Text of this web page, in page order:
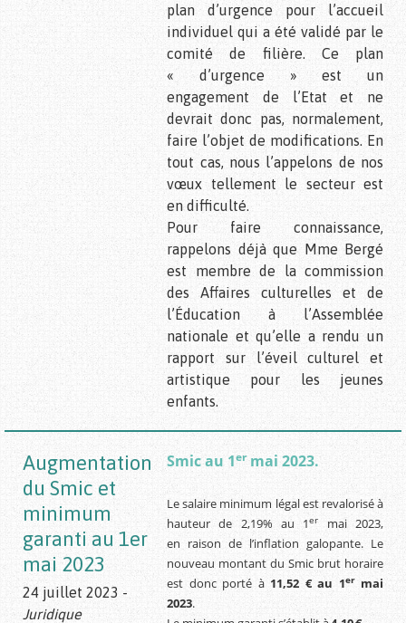
plan d’urgence pour l’accueil
individuel qui a été validé par le
comité de filière. Ce plan
« d’urgence » est un
engagement de l’Etat et ne
devrait donc pas, normalement,
faire l’objet de modifications. En
tout cas, nous l’appelons de nos
vœux tellement le secteur est
en difficulté.
Pour faire connaissance,
rappelons déjà que Mme Bergé
est membre de la commission
des Affaires culturelles et de
l’Éducation à l’Assemblée
nationale et qu’elle a rendu un
rapport sur l’éveil culturel et
artistique pour les jeunes
enfants.
Augmentation
du Smic et
minimum
garanti au 1er
mai 2023
24 juillet 2023 -
Juridique
Smic au 1ermai 2023.
Le salaire minimum légal est revalorisé à
hauteur de 2,19% au 1er
mai 2023,
en raison de l’inflation galopante. Le
nouveau montant du Smic brut horaire
est donc porté à11,52 € au 1ermai
2023.